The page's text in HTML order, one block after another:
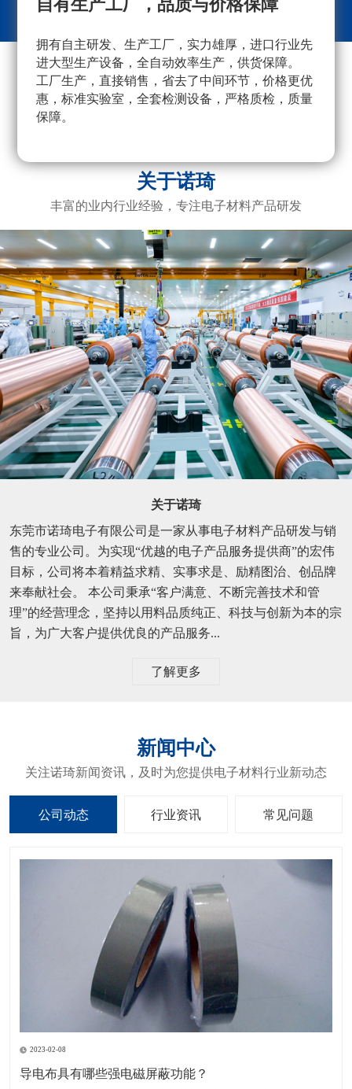
自有生产工厂，品质与价格保障
拥有自主研发、生产工厂，实力雄厚，进口行业先
进大型生产设备，全自动效率生产，供货保障。
工厂生产，直接销售，省去了中间环节，价格更优
惠，标准实验室，全套检测设备，严格质检，质量
保障。
采
关于诺琦
丰富的业内行业经验，专注电子材料产品研发
关于诺琦
东莞市诺琦电子有限公司是一家从事电子材料产品研发与销
售的专业公司。为实现“优越的电子产品服务提供商”的宏伟
目标，公司将本着精益求精、实事求是、励精图治、创品牌
来奉献社会。 本公司秉承“客户满意、不断完善技术和管
理”的经营理念，坚持以用料品质纯正、科技与创新为本的宗
旨，为广大客户提供优良的产品服务...
了解更多
新闻中心
关注诺琦新闻资讯，及时为您提供电子材料行业新动态
公司动态 行业资讯 常见问题
2023-02-08
导电布具有哪些强电磁屏蔽功能？